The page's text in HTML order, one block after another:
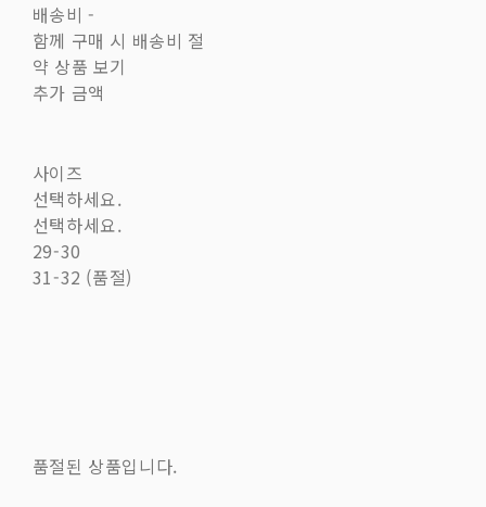
배송비 -
함께 구매 시 배송비 절
약 상품 보기
추가 금액
사이즈
선택하세요.
선택하세요.
29-30
31-32 (품절)
품절된 상품입니다.